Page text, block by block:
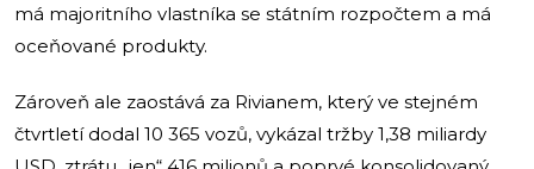
má majoritního vlastníka se státním rozpočtem a má
oceňované produkty.
Zároveň ale zaostává za Rivianem, který ve stejném
čtvrtletí dodal 10 365 vozů, vykázal tržby 1,38 miliardy